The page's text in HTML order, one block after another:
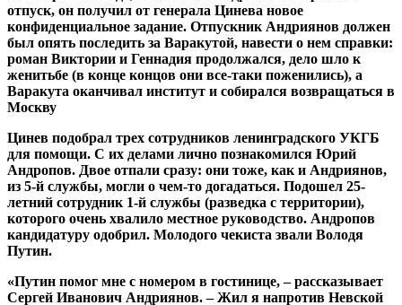
отпуск, он получил от генерала Цинева новое
конфиденциальное задание. Отпускник Андриянов должен
был опять последить за Варакутой, навести о нем справки:
роман Виктории и Геннадия продолжался, дело шло к
женитьбе (в конце концов они все-таки поженились), а
Варакута оканчивал институт и собирался возвращаться в
Москву
Цинев подобрал трех сотрудников ленинградского УКГБ
для помощи. С их делами лично познакомился Юрий
Андропов. Двое отпали сразу: они тоже, как и Андриянов,
из 5-й службы, могли о чем-то догадаться. Подошел 25-
летний сотрудник 1-й службы (разведка с территории),
которого очень хвалило местное руководство. Андропов
кандидатуру одобрил. Молодого чекиста звали Володя
Путин.
«Путин помог мне с номером в гостинице, – рассказывает
Сергей Иванович Андриянов. – Жил я напротив Невской